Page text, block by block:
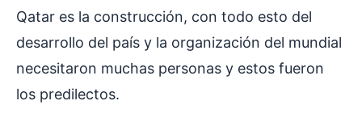
Qatar es la construcción, con todo esto del
desarrollo del país y la organización del mundial
necesitaron muchas personas y estos fueron
los predilectos.